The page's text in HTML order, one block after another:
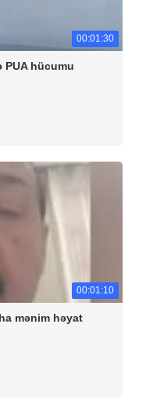
00:01:30
PUA hücumu
00:01:10
mənim həyat